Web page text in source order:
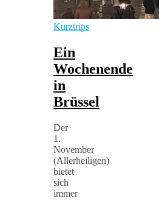
Kurztrips
Ein
Wochenende
in
Brüssel
Der
1.
November
(Allerheiligen)
bietet
sich
immer